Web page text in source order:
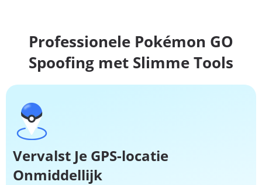
Professionele Pokémon GO
Spoofing met Slimme Tools
Vervalst Je GPS-locatie
Onmiddellijk